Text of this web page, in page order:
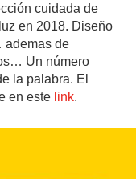
cuidada de
en 2018. Diseño
ademas de
Un número
la palabra. El
en este link.